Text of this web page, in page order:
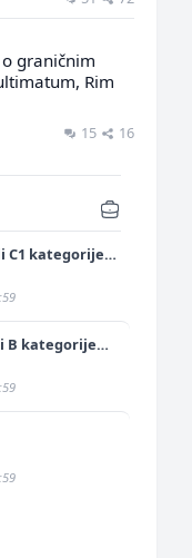
graničnim
Rim
15 16
C1 kategorije
B kategorije